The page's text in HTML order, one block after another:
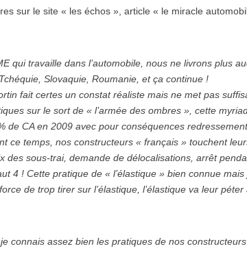
sur le site « les échos », article « le miracle
qui travaille dans l’automobile, nous ne livrons plus
Slovaquie, Roumanie, et ça continue !
fait certes un constat réaliste mais ne met pas
sur le sort de « l’armée des ombres », cette
de CA en 2009 avec pour conséquences
ce temps, nos constructeurs « français » touchent
des sous-trai, demande de délocalisations, arrêt
4 ! Cette pratique de « l’élastique » bien connue
de trop tirer sur l’élastique, l’élastique va leur
connais assez bien les pratiques de nos